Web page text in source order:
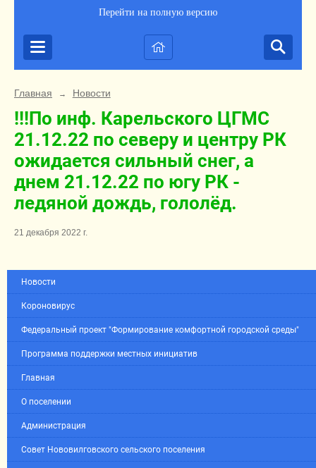
Перейти на полную версию
Главная → Новости
!!!По инф. Карельского ЦГМС
21.12.22 по северу и центру РК
ожидается сильный снег, а
днем 21.12.22 по югу РК -
ледяной дождь, гололёд.
21 декабря 2022 г.
Новости
Короновирус
Федеральный проект "Формирование комфортной городской среды"
Программа поддержки местных инициатив
Главная
О поселении
Администрация
Совет Нововилговского сельского поселения